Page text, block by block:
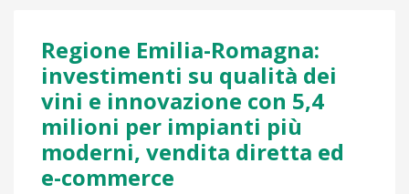
Regione Emilia-Romagna:
investimenti su qualità dei
vini e innovazione con 5,4
milioni per impianti più
moderni, vendita diretta ed
e-commerce